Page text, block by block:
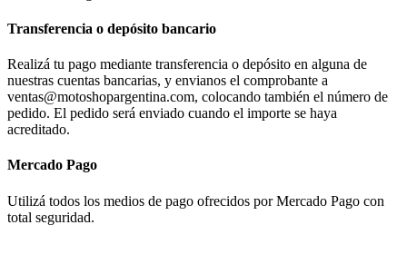
Transferencia o depósito bancario
Realizá tu pago mediante transferencia o depósito en alguna de
nuestras cuentas bancarias, y envianos el comprobante a
ventas@motoshopargentina.com, colocando también el número de
pedido. El pedido será enviado cuando el importe se haya
acreditado.
Mercado Pago
Utilizá todos los medios de pago ofrecidos por Mercado Pago con
total seguridad.